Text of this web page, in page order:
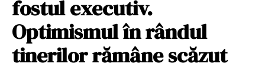
fostul executiv.
Optimismul în rândul
tinerilor rămâne scăzut